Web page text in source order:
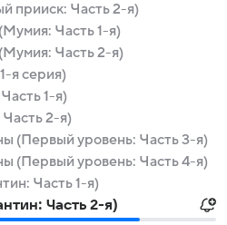
прииск: Часть 2-я)
Часть 1-я)
Часть 2-я)
я серия)
1-я)
2-я)
(Первый уровень: Часть 3-я)
(Первый уровень: Часть 4-я)
Часть 1-я)
Часть 2-я)